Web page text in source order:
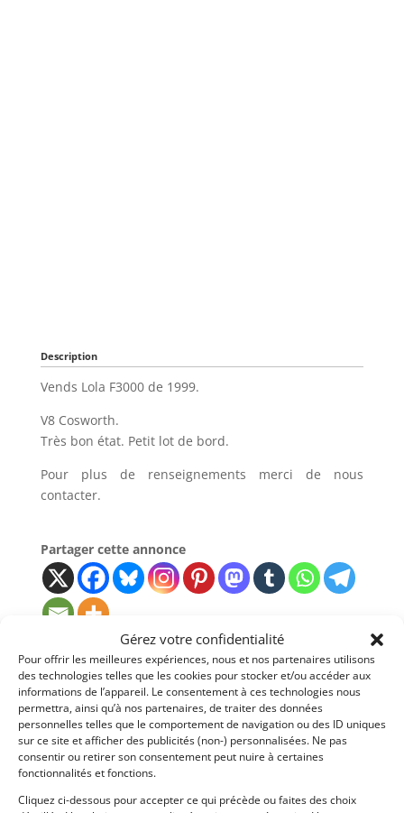
Gérez votre confidentialité
Pour offrir les meilleures expériences, nous et nos partenaires utilisons
des technologies telles que les cookies pour stocker et/ou accéder aux
informations de l’appareil. Le consentement à ces technologies nous
permettra, ainsi qu’à nos partenaires, de traiter des données
personnelles telles que le comportement de navigation ou des ID uniques
sur ce site et afficher des publicités (non-) personnalisées. Ne pas
consentir ou retirer son consentement peut nuire à certaines
fonctionnalités et fonctions.
Cliquez ci-dessous pour accepter ce qui précède ou faites des choix
Description
Vends Lola F3000 de 1999.
V8 Cosworth.
Très bon état. Petit lot de bord.
Pour plus de renseignements merci de nous
contacter.
Partager cette annonce
Passeports techniques
Passeport ASN Numéro
Extrait
Passeport Technique
(3 volets)